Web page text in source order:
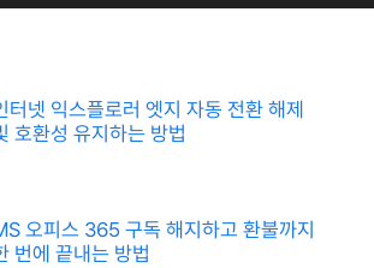
터넷 익스플로러 엣지 자동 전환 해제
호환성 유지하는 방법
오피스 365 구독 해지하고 환불까지
번에 끝내는 방법